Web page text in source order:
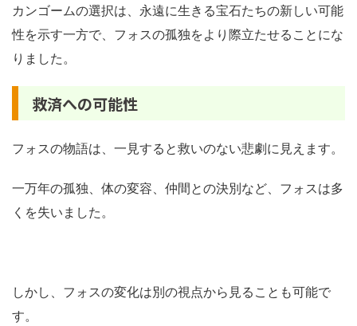
カンゴームの選択は、永遠に生きる宝石たちの新しい可能
性を示す一方で、フォスの孤独をより際立たせることにな
りました。
救済への可能性
フォスの物語は、一見すると救いのない悲劇に見えます。
一万年の孤独、体の変容、仲間との決別など、フォスは多
くを失いました。
しかし、フォスの変化は別の視点から見ることも可能で
す。